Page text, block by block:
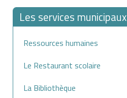
Les services municipaux
Ressources humaines
Le Restaurant scolaire
La Bibliothèque